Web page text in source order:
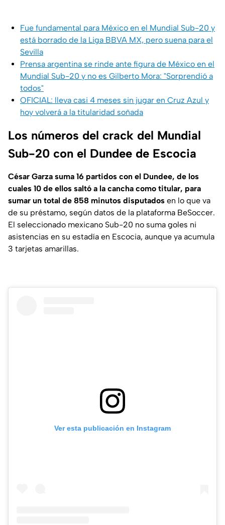
Fue fundamental para México en el Mundial Sub-20 y
está borrado de la Liga BBVA MX, pero suena para el
Sevilla
Prensa argentina se rinde ante figura de México en el
Mundial Sub-20 y no es Gilberto Mora: "Sorprendió a
todos"
OFICIAL: lleva casi 4 meses sin jugar en Cruz Azul y
hoy volverá a la titularidad soñada
Los números del crack del Mundial
Sub-20 con el Dundee de Escocia
César Garza suma 16 partidos con el Dundee, de los
cuales 10 de ellos saltó a la cancha como titular, para
sumar un total de 858 minutos disputados en lo que va
de su préstamo, según datos de la plataforma BeSoccer.
El seleccionado mexicano Sub-20 no suma goles ni
asistencias en su estadía en Escocia, aunque ya acumula
3 tarjetas amarillas.
Ver esta publicación en Instagram